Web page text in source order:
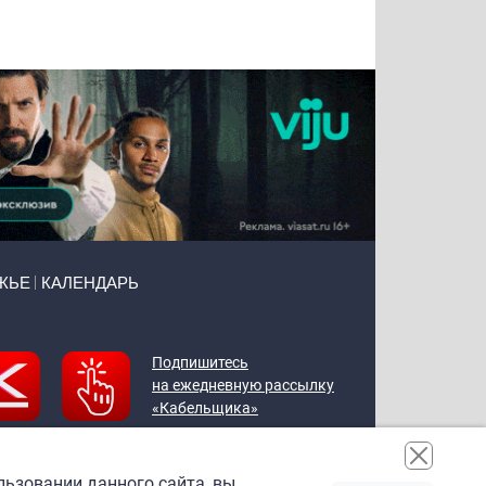
КАЛЕНДАРЬ
Подпишитесь
на ежедневную рассылку
«Кабельщика»